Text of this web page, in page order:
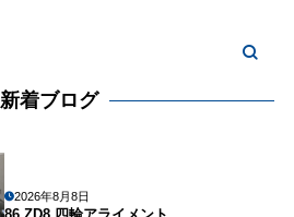
新着ブログ
2026年8月8日